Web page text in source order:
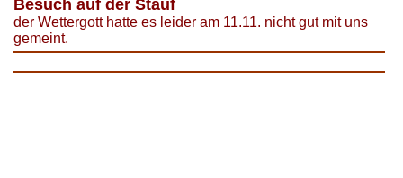
Besuch auf der Stauf
der Wettergott hatte es leider am 11.11. nicht gut mit uns
gemeint.